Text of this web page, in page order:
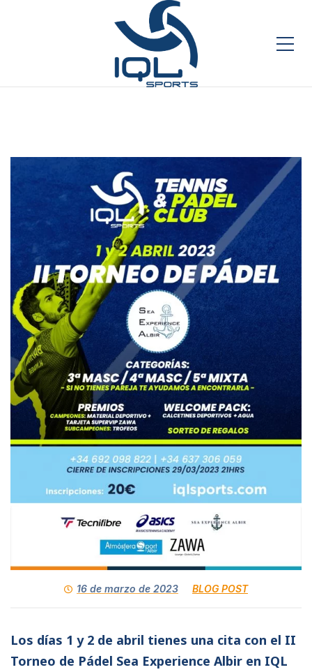
16 de marzo de 2023 BLOG POST
Los días 1 y 2 de abril tienes una cita con el II
Torneo de Pádel Sea Experience Albir en IQL